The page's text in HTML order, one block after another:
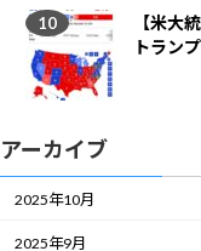
【米大
トラン
アーカイブ
2025年10月
2025年9月